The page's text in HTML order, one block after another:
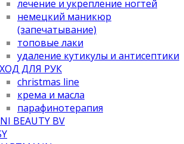
лечение и укрепление ногтей
немецкий маникюр
(запечатывание)
топовые лаки
удаление кутикулы и антисептики
ДЛЯ РУК
christmas line
крема и масла
парафинотерапия
BEAUTY BV